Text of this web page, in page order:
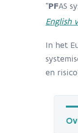
“PFAS
English
In het
en